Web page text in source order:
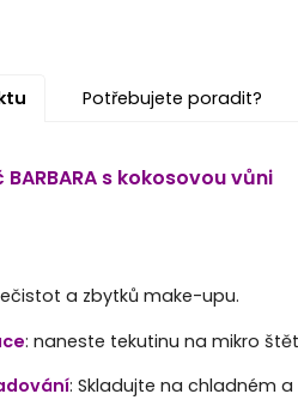
Potřebujete poradit?
s kokosovou vůni
a zbytků make-upu.
: naneste tekutinu na mikro
: Skladujte na chladném